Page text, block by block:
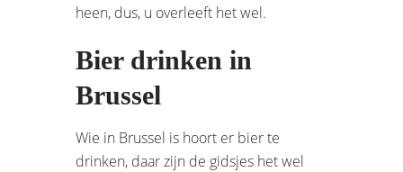
heen, dus, u overleeft het wel.
Bier drinken in
Brussel
Wie in Brussel is hoort er bier te
drinken, daar zijn de gidsjes het wel